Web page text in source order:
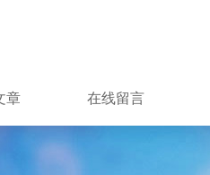
章 在线留言